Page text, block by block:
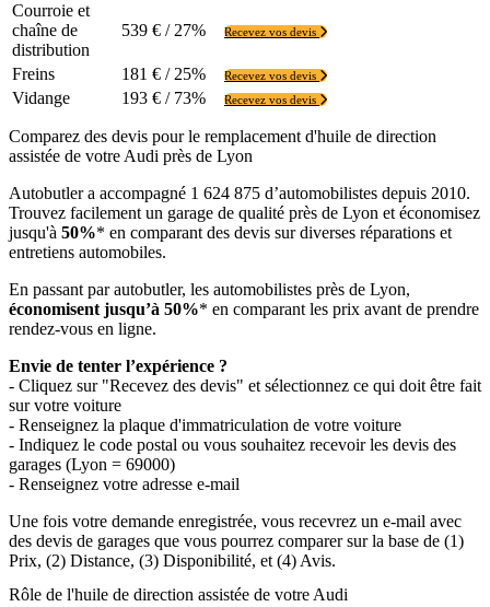
Courroie et
chaîne de
distribution
539 € / 27% Recevez vos devis
Freins 181 € / 25% Recevez vos devis
Vidange 193 € / 73% Recevez vos devis
Comparez des devis pour le remplacement d'huile de direction
assistée de votre Audi près de Lyon
Autobutler a accompagné 1 624 875 d’automobilistes depuis 2010.
Trouvez facilement un garage de qualité près de Lyon et économisez
jusqu'à 50%* en comparant des devis sur diverses réparations et
entretiens automobiles.
En passant par autobutler, les automobilistes près de Lyon,
économisent jusqu’à 50%* en comparant les prix avant de prendre
rendez-vous en ligne.
Envie de tenter l’expérience ?
- Cliquez sur "Recevez des devis" et sélectionnez ce qui doit être fait
sur votre voiture
- Renseignez la plaque d'immatriculation de votre voiture
- Indiquez le code postal ou vous souhaitez recevoir les devis des
garages (Lyon = 69000)
- Renseignez votre adresse e-mail
Une fois votre demande enregistrée, vous recevrez un e-mail avec
des devis de garages que vous pourrez comparer sur la base de (1)
Prix, (2) Distance, (3) Disponibilité, et (4) Avis.
Rôle de l'huile de direction assistée de votre Audi